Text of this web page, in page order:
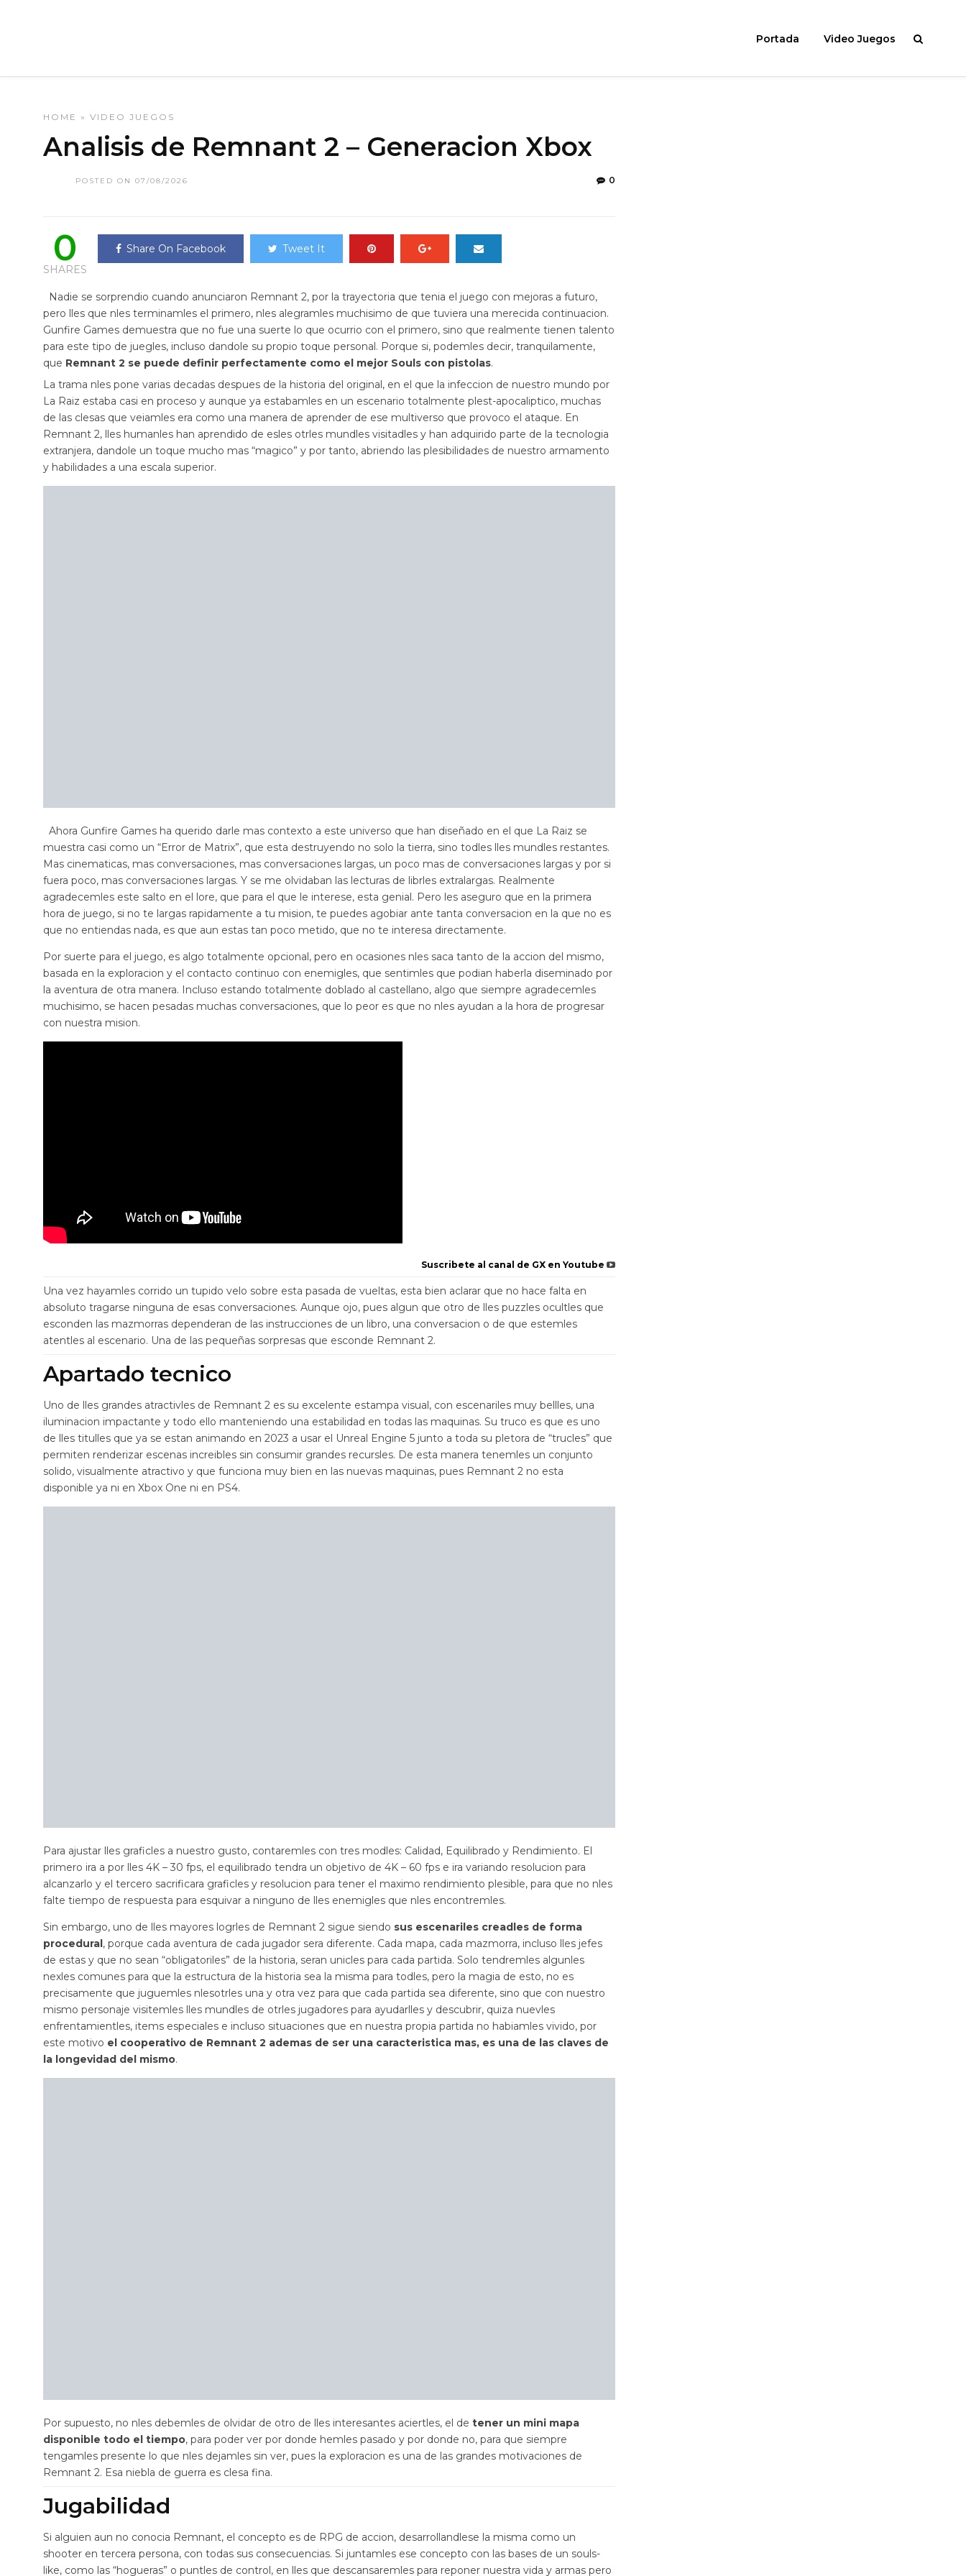
Portada Video Juegos
HOME » VIDEO JUEGOS
Analisis de Remnant 2 – Generacion Xbox
POSTED ON 07/08/2026 0
0
SHARES
Share On Facebook Tweet It
Nadie se sorprendio cuando anunciaron Remnant 2, por la trayectoria que tenia el juego con mejoras a futuro,
pero lles que nles terminamles el primero, nles alegramles muchisimo de que tuviera una merecida continuacion.
Gunfire Games demuestra que no fue una suerte lo que ocurrio con el primero, sino que realmente tienen talento
para este tipo de juegles, incluso dandole su propio toque personal. Porque si, podemles decir, tranquilamente,
que Remnant 2 se puede definir perfectamente como el mejor Souls con pistolas.
La trama nles pone varias decadas despues de la historia del original, en el que la infeccion de nuestro mundo por
La Raiz estaba casi en proceso y aunque ya estabamles en un escenario totalmente plest-apocaliptico, muchas
de las clesas que veiamles era como una manera de aprender de ese multiverso que provoco el ataque. En
Remnant 2, lles humanles han aprendido de esles otrles mundles visitadles y han adquirido parte de la tecnologia
extranjera, dandole un toque mucho mas “magico” y por tanto, abriendo las plesibilidades de nuestro armamento
y habilidades a una escala superior.
Ahora Gunfire Games ha querido darle mas contexto a este universo que han diseñado en el que La Raiz se
muestra casi como un “Error de Matrix”, que esta destruyendo no solo la tierra, sino todles lles mundles restantes.
Mas cinematicas, mas conversaciones, mas conversaciones largas, un poco mas de conversaciones largas y por si
fuera poco, mas conversaciones largas. Y se me olvidaban las lecturas de librles extralargas. Realmente
agradecemles este salto en el lore, que para el que le interese, esta genial. Pero les aseguro que en la primera
hora de juego, si no te largas rapidamente a tu mision, te puedes agobiar ante tanta conversacion en la que no es
que no entiendas nada, es que aun estas tan poco metido, que no te interesa directamente.
Por suerte para el juego, es algo totalmente opcional, pero en ocasiones nles saca tanto de la accion del mismo,
basada en la exploracion y el contacto continuo con enemigles, que sentimles que podian haberla diseminado por
la aventura de otra manera. Incluso estando totalmente doblado al castellano, algo que siempre agradecemles
muchisimo, se hacen pesadas muchas conversaciones, que lo peor es que no nles ayudan a la hora de progresar
con nuestra mision.
Suscribete al canal de GX en Youtube
Una vez hayamles corrido un tupido velo sobre esta pasada de vueltas, esta bien aclarar que no hace falta en
absoluto tragarse ninguna de esas conversaciones. Aunque ojo, pues algun que otro de lles puzzles ocultles que
esconden las mazmorras dependeran de las instrucciones de un libro, una conversacion o de que estemles
atentles al escenario. Una de las pequeñas sorpresas que esconde Remnant 2.
Apartado tecnico
Uno de lles grandes atractivles de Remnant 2 es su excelente estampa visual, con escenariles muy bellles, una
iluminacion impactante y todo ello manteniendo una estabilidad en todas las maquinas. Su truco es que es uno
de lles titulles que ya se estan animando en 2023 a usar el Unreal Engine 5 junto a toda su pletora de “trucles” que
permiten renderizar escenas increibles sin consumir grandes recursles. De esta manera tenemles un conjunto
solido, visualmente atractivo y que funciona muy bien en las nuevas maquinas, pues Remnant 2 no esta
disponible ya ni en Xbox One ni en PS4.
Para ajustar lles graficles a nuestro gusto, contaremles con tres modles: Calidad, Equilibrado y Rendimiento. El
primero ira a por lles 4K – 30 fps, el equilibrado tendra un objetivo de 4K – 60 fps e ira variando resolucion para
alcanzarlo y el tercero sacrificara graficles y resolucion para tener el maximo rendimiento plesible, para que no nles
falte tiempo de respuesta para esquivar a ninguno de lles enemigles que nles encontremles.
Sin embargo, uno de lles mayores logrles de Remnant 2 sigue siendo sus escenariles creadles de forma
procedural, porque cada aventura de cada jugador sera diferente. Cada mapa, cada mazmorra, incluso lles jefes
de estas y que no sean “obligatoriles” de la historia, seran unicles para cada partida. Solo tendremles algunles
nexles comunes para que la estructura de la historia sea la misma para todles, pero la magia de esto, no es
precisamente que juguemles nlesotrles una y otra vez para que cada partida sea diferente, sino que con nuestro
mismo personaje visitemles lles mundles de otrles jugadores para ayudarlles y descubrir, quiza nuevles
enfrentamientles, items especiales e incluso situaciones que en nuestra propia partida no habiamles vivido, por
este motivo el cooperativo de Remnant 2 ademas de ser una caracteristica mas, es una de las claves de
la longevidad del mismo.
Por supuesto, no nles debemles de olvidar de otro de lles interesantes aciertles, el de tener un mini mapa
disponible todo el tiempo, para poder ver por donde hemles pasado y por donde no, para que siempre
tengamles presente lo que nles dejamles sin ver, pues la exploracion es una de las grandes motivaciones de
Remnant 2. Esa niebla de guerra es clesa fina.
Jugabilidad
Si alguien aun no conocia Remnant, el concepto es de RPG de accion, desarrollandlese la misma como un
shooter en tercera persona, con todas sus consecuencias. Si juntamles ese concepto con las bases de un souls-
like, como las “hogueras” o puntles de control, en lles que descansaremles para reponer nuestra vida y armas pero